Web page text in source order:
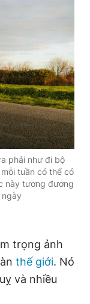
24.3.2020
Niên. Cấm sao
thuận bằng văn
phải như đi bộ
tuần có thể có
này tương đương
trọng ảnh
thế giới. Nó
và nhiều